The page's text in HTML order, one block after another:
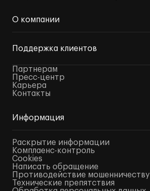
О компании
Поддержка клиентов
Партнерам
Пресс-центр
Карьера
Контакты
Информация
Раскрытие информации
Комплаенс-контроль
Cookies
Написать обращение
Противодействие мошенничеству
Технические препятствия